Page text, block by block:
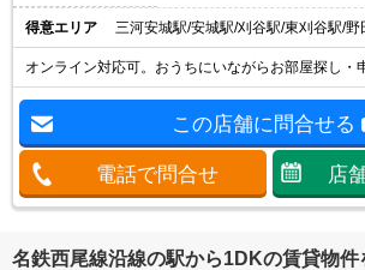
得意エリア 三河安城駅/安城駅/刈谷駅/東刈谷駅/野
オンライン対応可。おうちにいながらお部屋探し・
この店舗に問合せる
電話で問合せ 店
名鉄西尾線沿線の駅から1DKの賃貸物件